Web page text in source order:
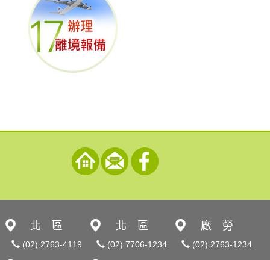
北 區
(02) 2763-4119
北 區
(02) 7706-1234
廠 勞
(02) 2763-1234